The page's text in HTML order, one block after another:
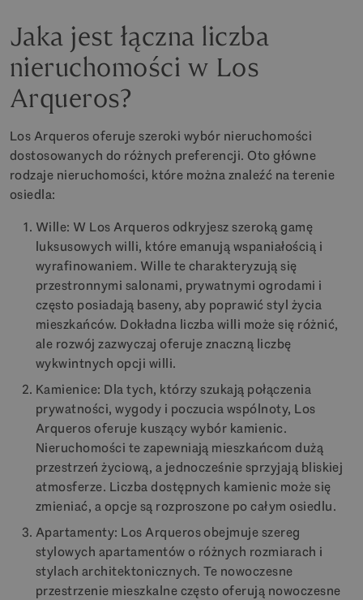
Jaka jest łączna liczba
nieruchomości w Los
Arqueros?
Los Arqueros oferuje szeroki wybór nieruchomości
dostosowanych do różnych preferencji. Oto główne
rodzaje nieruchomości, które można znaleźć na terenie
osiedla:
Wille: W Los Arqueros odkryjesz szeroką gamę
luksusowych willi, które emanują wspaniałością i
wyrafinowaniem. Wille te charakteryzują się
przestronnymi salonami, prywatnymi ogrodami i
często posiadają baseny, aby poprawić styl życia
mieszkańców. Dokładna liczba willi może się różnić,
ale rozwój zazwyczaj oferuje znaczną liczbę
wykwintnych opcji willi.
Kamienice: Dla tych, którzy szukają połączenia
prywatności, wygody i poczucia wspólnoty, Los
Arqueros oferuje kuszący wybór kamienic.
Nieruchomości te zapewniają mieszkańcom dużą
przestrzeń życiową, a jednocześnie sprzyjają bliskiej
atmosferze. Liczba dostępnych kamienic może się
zmieniać, a opcje są rozproszone po całym osiedlu.
Apartamenty: Los Arqueros obejmuje szereg
stylowych apartamentów o różnych rozmiarach i
stylach architektonicznych. Te nowoczesne
przestrzenie mieszkalne często oferują nowoczesne